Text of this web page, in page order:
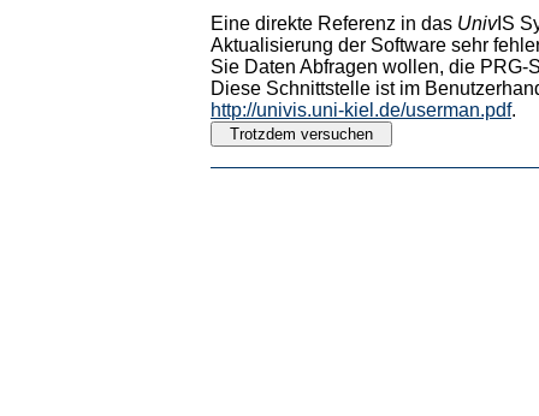
Eine direkte Referenz in das UnivIS
Aktualisierung der Software sehr
Sie Daten Abfragen wollen, die PRG-
Diese Schnittstelle ist im
http://univis.uni-kiel.de/userman.pdf.